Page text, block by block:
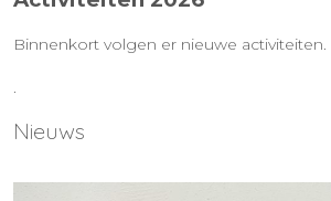
Binnenkort volgen er nieuwe activiteiten.
.
Nieuws